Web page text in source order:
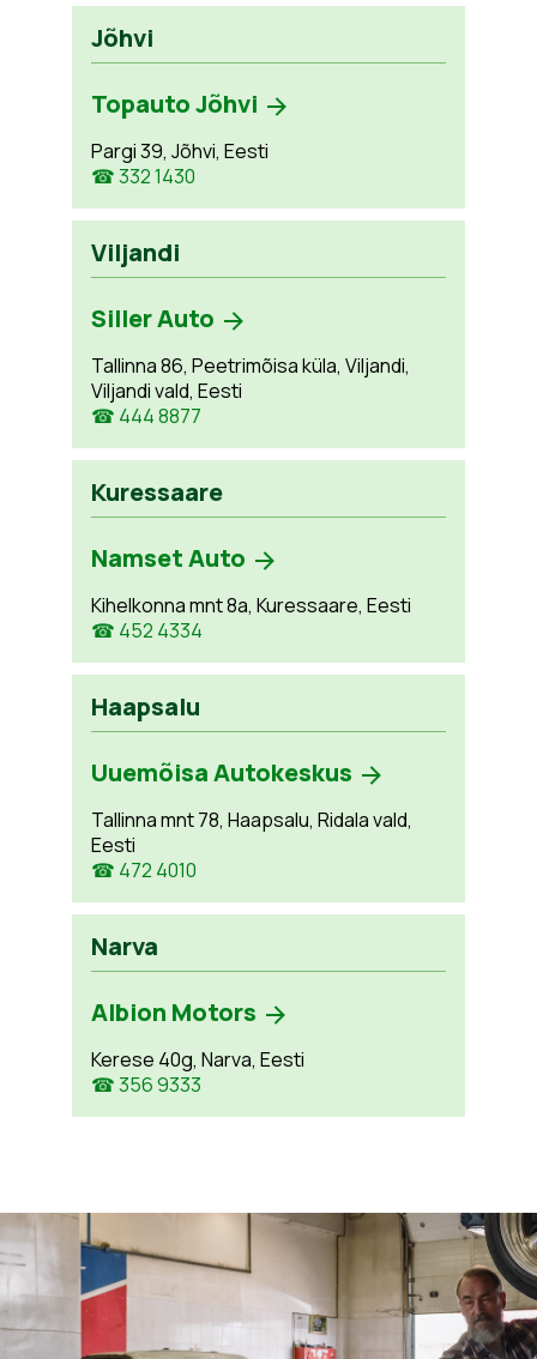
Jõhvi
Topauto Jõhvi
Pargi 39, Jõhvi, Eesti
☎ 332 1430
Viljandi
Siller Auto
Tallinna 86, Peetrimõisa küla, Viljandi,
Viljandi vald, Eesti
☎ 444 8877
Kuressaare
Namset Auto
Kihelkonna mnt 8a, Kuressaare, Eesti
☎ 452 4334
Haapsalu
Uuemõisa Autokeskus
Tallinna mnt 78, Haapsalu, Ridala vald,
Eesti
☎ 472 4010
Narva
Albion Motors
Kerese 40g, Narva, Eesti
☎ 356 9333